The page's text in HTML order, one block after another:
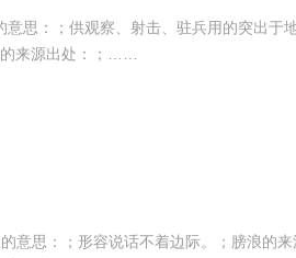
思：；供观察、射击、驻兵用的突出于
来源出处：；……
意思：；形容说话不着边际。；膀浪的来